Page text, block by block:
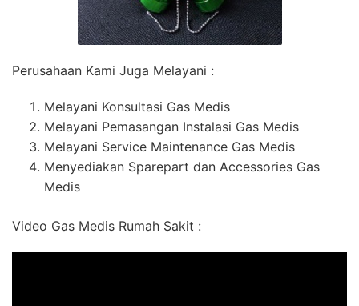
Perusahaan Kami Juga Melayani :
Melayani Konsultasi Gas Medis
Melayani Pemasangan Instalasi Gas Medis
Melayani Service Maintenance Gas Medis
Menyediakan Sparepart dan Accessories Gas
Medis
Video Gas Medis Rumah Sakit :